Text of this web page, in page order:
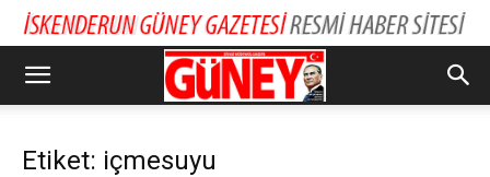
Etiket: içmesuyu